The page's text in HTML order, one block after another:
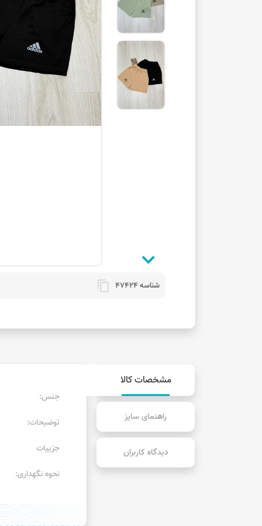
شناسه 47424 content_copy
مشخصات کالا
راهنمای سایز
دیدگاه کاربران
جنس:
توضیحات:
جزییات
نحوه نگهداری: